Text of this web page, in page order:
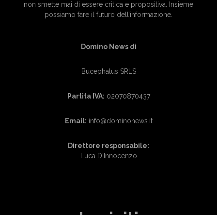
non smette mai di essere critica e propositiva. Insieme
possiamo fare il futuro dell’informazione.
Domino News di
Bucephalus SRLS
Partita IVA: 02070870437
Email: info@dominonews.it
Direttore responsabile:
Luca D'Innocenzo